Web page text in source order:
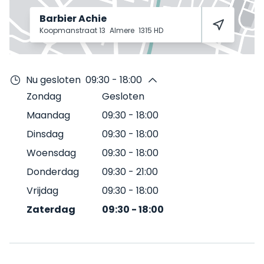
Barbier Achie
Koopmanstraat 13 Almere 1315 HD
Nu gesloten 09:30 - 18:00
Zondag
Gesloten
Maandag
09:30 - 18:00
Dinsdag
09:30 - 18:00
Woensdag
09:30 - 18:00
Donderdag
09:30 - 21:00
Vrijdag
09:30 - 18:00
Zaterdag
09:30 -18:00